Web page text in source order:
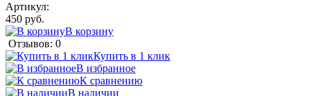
Артикул:
450 руб.
В корзину
Отзывов: 0
Купить в 1 клик
В избранное
К сравнению
В наличии